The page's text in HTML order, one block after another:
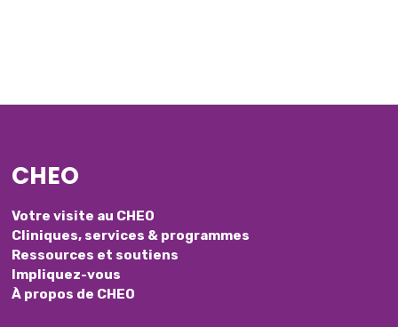
CHEO
Votre visite au CHEO
Cliniques, services & programmes
Ressources et soutiens
Impliquez-vous
À propos de CHEO